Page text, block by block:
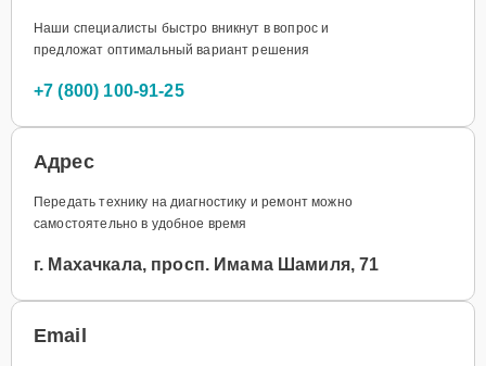
Наши специалисты быстро вникнут в вопрос и
предложат оптимальный вариант решения
+7 (800) 100-91-25
Адрес
Передать технику на диагностику и ремонт можно
самостоятельно в удобное время
г. Махачкала, просп. Имама Шамиля, 71
Email